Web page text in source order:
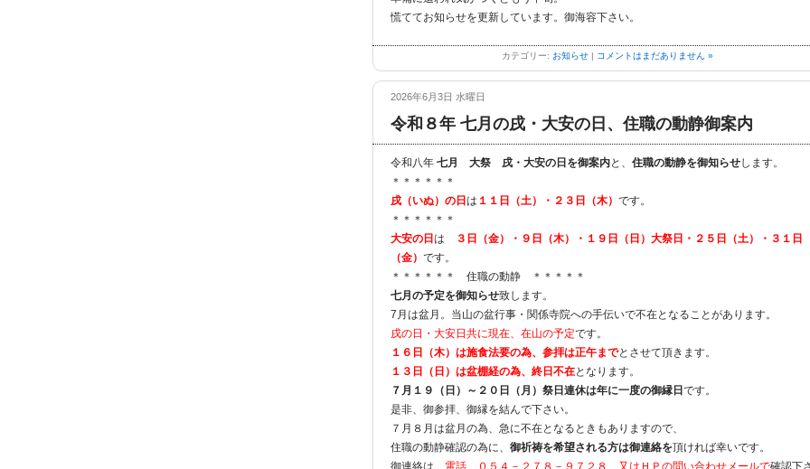
慌ててお知らせを更新しています。御海容下さい。
カテゴリー: お知らせ | コメントはまだありません »
2026年6月3日 水曜日
令和８年 七月の戌・大安の日、住職の動静御案内
令和八年 七月 大祭 戌・大安の日を御案内と、 住職の動静を御知らせします。
＊＊＊＊＊＊
戌（いぬ）の日 は １１日（土）・２３日（木） です。
＊＊＊＊＊＊
大安の日 は
３日（金）・９日（木）・１９日（日）大祭日・２５日（土）・３１日
（金） です。
＊＊＊＊＊＊ 住職の動静 ＊＊＊＊＊
七月の予定を御知らせ致します。
7月は盆月。当山の盆行事・関係寺院への手伝いで不在となることがあります。
戌の日・大安日共に現在、在山の予定です。
１６日（木）は施食法要の為、参拝は正午までとさせて頂きます。
１３日（日）は盆棚経の為、終日不在となります。
７月１９（日）～２０日（月）祭日連休は年に一度の御縁日 です。
是非、御参拝、御縁を結んで下さい。
７月８月は盆月の為、急に不在となるときもありますので、
住職の動静確認の為に、 御祈祷を希望される方は御連絡を頂ければ幸いです。
御連絡は 電話 ０５４－２７８－９７２８ 又はＨＰの問い合わせメールで確認下